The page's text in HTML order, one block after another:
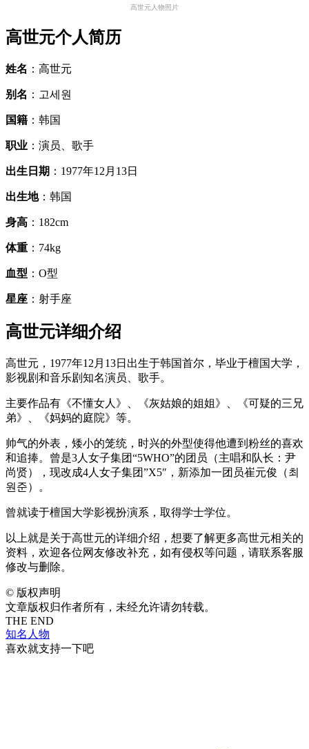
高世元人物照片
高世元个人简历
姓名 ：高世元
别名 ：고세원
国籍 ：韩国
职业 ：演员、歌手
出生日期 ：1977年12月13日
出生地：韩国
身高 ：182cm
体重 ：74kg
血型 ：O型
星座 ：射手座
高世元详细介绍
高世元，1977年12月13日出生于韩国首尔，毕业于檀国大学，
影视剧和音乐剧知名演员、歌手。
主要作品有《不懂女人》、《灰姑娘的姐姐》、《可疑的三兄
弟》、《妈妈的庭院》等。
帅气的外表，矮小的笼统，时兴的外型使得他遭到粉丝的喜欢
和追捧。曾是3人女子集团“5WHO”的团员（主唱和队长：尹
尚贤），现改成4人女子集团”X5″，新添加一团员崔元俊（최
원준）。
曾就读于檀国大学影视扮演系，取得学士学位。
以上就是关于高世元的详细介绍，想要了解更多高世元相关的
资料，欢迎各位网友修改补充，如有侵权等问题，请联系客服
修改与删除。
© 版权声明
文章版权归作者所有，未经允许请勿转载。
THE END
知名人物
喜欢就支持一下吧